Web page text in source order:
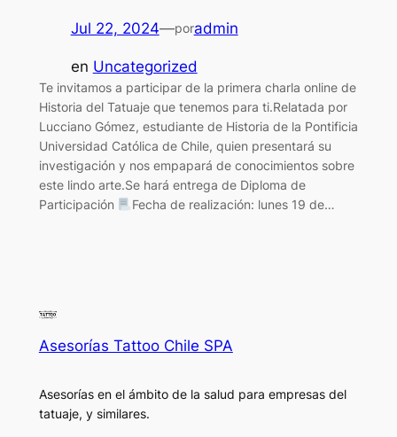
Jul 22, 2024—poradmin
en Uncategorized
Te invitamos a participar de la primera charla online de
Historia del Tatuaje que tenemos para ti.Relatada por
Lucciano Gómez, estudiante de Historia de la Pontificia
Universidad Católica de Chile, quien presentará su
investigación y nos empapará de conocimientos sobre
este lindo arte.Se hará entrega de Diploma de
Participación
Fecha de realización: lunes 19 de…
Asesorías Tattoo Chile SPA
Asesorías en el ámbito de la salud para empresas del
tatuaje, y similares.